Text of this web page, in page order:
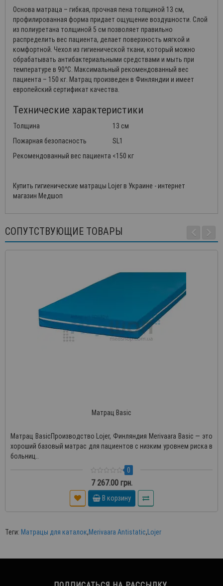
Основа матраца – гибкая, прочная пена толщиной 13 см,
профилированная форма придает ощущение воздушности. Слой
из полиуретана толщиной 5 см позволяет правильно
распределить вес пациента, делает поверхность мягкой и
комфортной. Чехол из гигиенической ткани, который можно
обрабатывать антибактериальными средствами и мыть при
температуре в 90°C. Максимальный рекомендованный вес
пациента – 150 кг. Матрац произведен в Финляндии и имеет
европейский сертификат качества.
Технические характеристики
Толщина
13 см
Пожарная безопасность
SL1
Рекомендованный вес пациента <150 кг
Купить гигиенические матрацы Lojer в Украине - интернет
магазин Медшоп
СОПУТСТВУЮЩИЕ ТОВАРЫ
Матрац Basic
Матрац BasicПроизводство Lojer, Финляндия Merivaara Basic — это
хороший базовый матрас для пациентов с низким уровнем риска в
больниц..
0
7 267.00 грн.
В корзину
Теги: Матрацы для каталок,Merivaara Antistatic,Lojer